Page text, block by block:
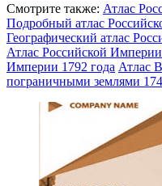
Смотрите также: Атлас
Подробный атлас
Географический атлас
Атлас Российской
Империи 1792 года Атлас
пограничными землями